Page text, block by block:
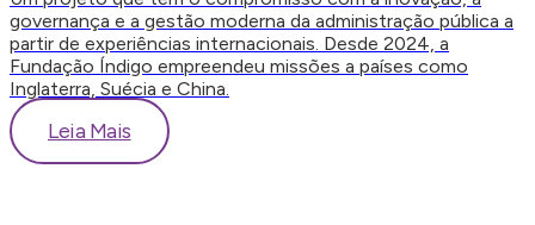
governança e a gestão moderna da administração pública a
partir de experiências internacionais. Desde 2024, a
Fundação Índigo empreendeu missões a países como
Inglaterra, Suécia e China.
Leia Mais